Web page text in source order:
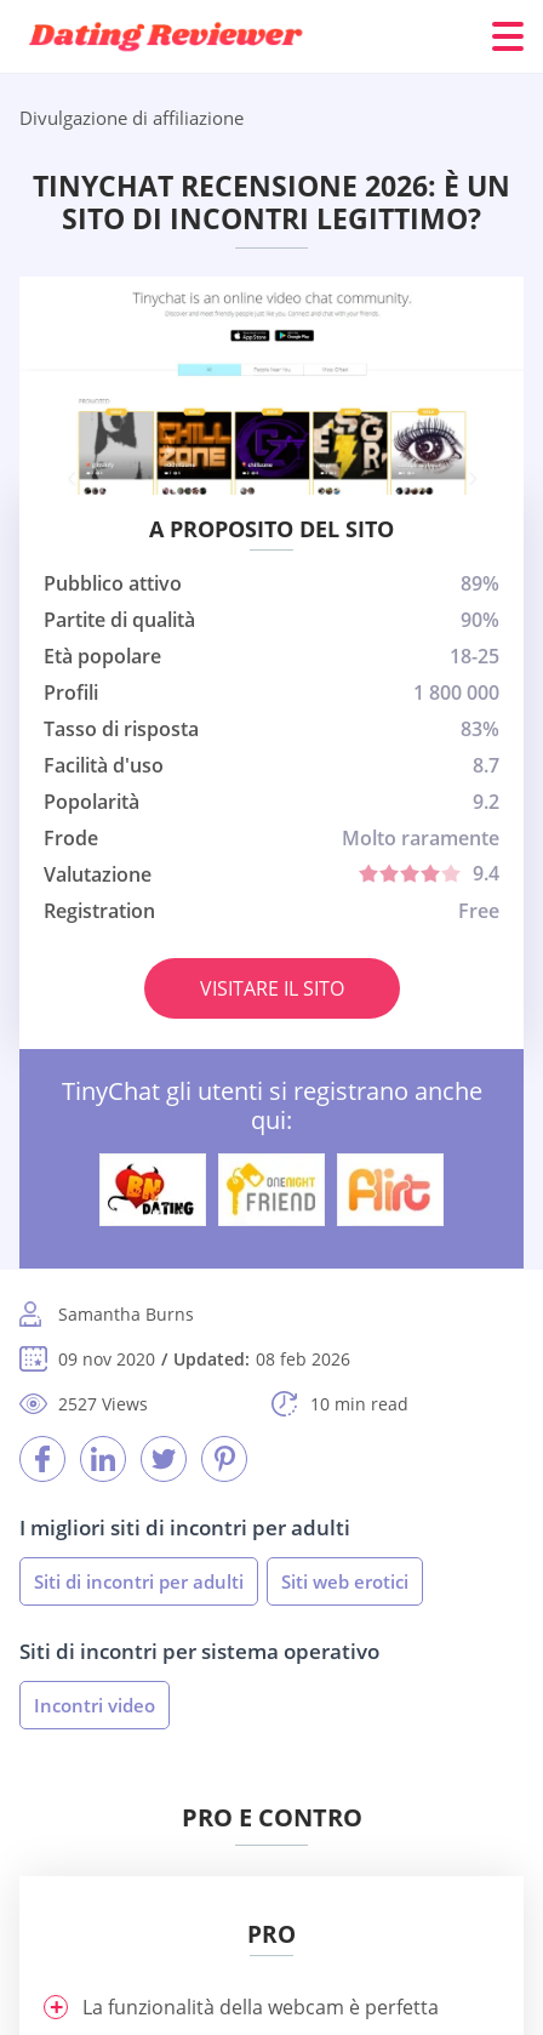
Divulgazione di affiliazione
TINYCHAT RECENSIONE 2026: È UN
SITO DI INCONTRI LEGITTIMO?
A PROPOSITO DEL SITO
Pubblico attivo
89%
Partite di qualità
90%
Età popolare
18-25
Profili
1 800 000
Tasso di risposta
83%
Facilità d'uso
8.7
Popolarità
9.2
Frode
Molto raramente
Valutazione
9.4
Registration
Free
VISITARE IL SITO
TinyChat gli utenti si registrano anche
qui:
Samantha Burns
09 nov 2020
Updated: 08 feb 2026
2527 Views
10 min read
I migliori siti di incontri per adulti
Siti di incontri per adulti Siti web erotici
Siti di incontri per sistema operativo
Incontri video
PRO E CONTRO
PRO
La funzionalità della webcam è perfetta